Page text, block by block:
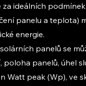
ideálních
panelu a teplota)
energie.
panelů se
panelů, úhel
Watt peak (Wp), ve